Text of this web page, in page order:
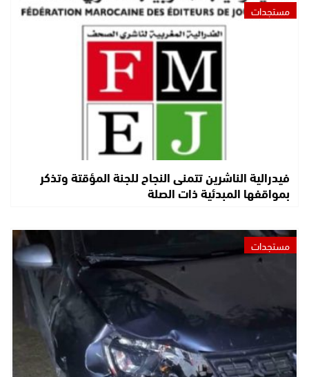
مستجدات
فيدرالية الناشرين تتمنى النجاح للجنة المؤقتة وتذكر
بمواقفها المبدئية ذات الصلة
مستجدات